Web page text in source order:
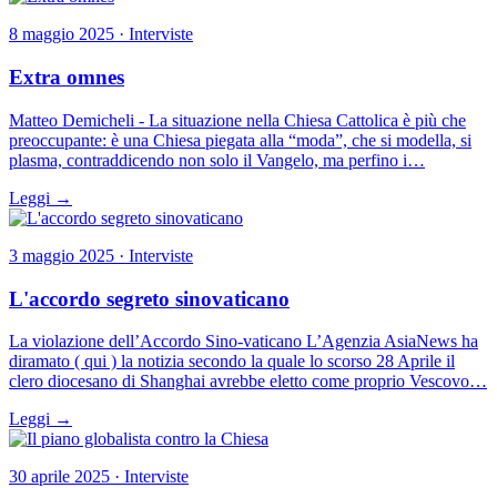
8 maggio 2025 · Interviste
Extra omnes
Matteo Demicheli - La situazione nella Chiesa Cattolica è più che
preoccupante: è una Chiesa piegata alla “moda”, che si modella, si
plasma, contraddicendo non solo il Vangelo, ma perfino i…
Leggi →
3 maggio 2025 · Interviste
L'accordo segreto sinovaticano
La violazione dell’Accordo Sino-vaticano L’Agenzia AsiaNews ha
diramato ( qui ) la notizia secondo la quale lo scorso 28 Aprile il
clero diocesano di Shanghai avrebbe eletto come proprio Vescovo…
Leggi →
30 aprile 2025 · Interviste